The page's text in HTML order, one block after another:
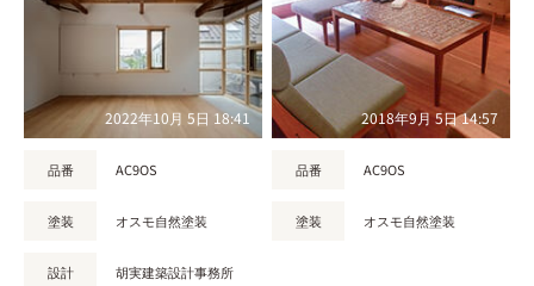
2022年10月 5日 18:41
品番 AC9OS
塗装 オスモ自然塗装
設計 胡実建築設計事務所
2018年9月 5日 14:57
品番 AC9OS
塗装 オスモ自然塗装